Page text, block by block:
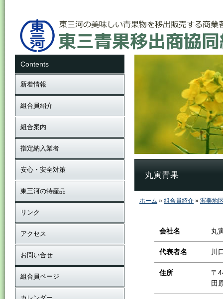
丸寅青果
ホーム » 組合員紹介 » 渥美地
会社名 丸
代表者名 川
住所
〒
田
Contents
新着情報
組合員紹介
組合案内
指定納入業者
安心・安全対策
東三河の特産品
リンク
アクセス
お問い合せ
組合員ページ